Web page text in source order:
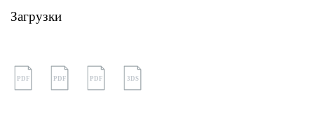
Загрузки
PDF PDF PDF 3DS